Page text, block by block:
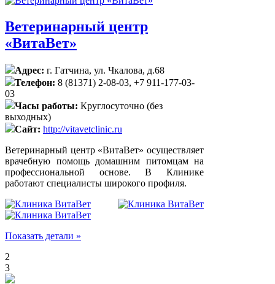
Ветеринарный центр
«ВитаВет»
Адрес: г. Гатчина, ул. Чкалова, д.68
Телефон: 8 (81371) 2-08-03, +7 911-177-03-
03
Часы работы: Круглосуточно (без
выходных)
Сайт: http://vitavetclinic.ru
Ветеринарный центр «ВитаВет» осуществляет
врачебную помощь домашним питомцам на
профессиональной основе. В Клинике
работают специалисты широкого профиля.
Показать детали »
2
3